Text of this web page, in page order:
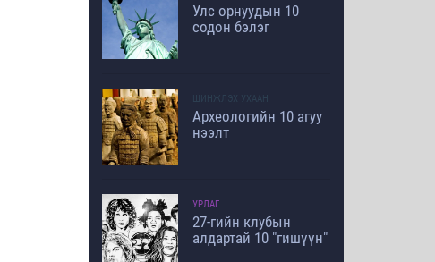
Улс орнуудын 10
содон бэлэг
ШИНЖЛЭХ УХААН
Археологийн 10 агуу
нээлт
УРЛАГ
27-гийн клубын
алдартай 10 "гишүүн"